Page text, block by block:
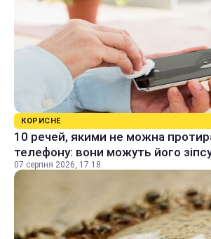
КОРИСНЕ
10 речей, якими не можна
телефону: вони можуть його
07 серпня 2026, 17:18